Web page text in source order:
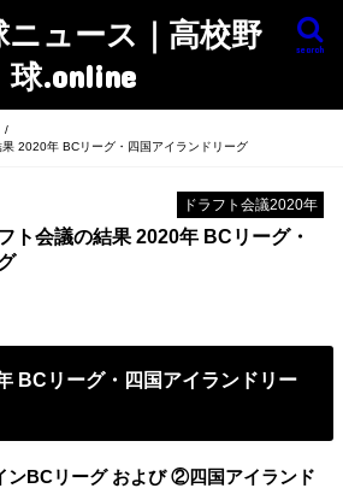
ニュース｜高校野
球.online
search
果 2020年 BCリーグ・四国アイランドリーグ
ドラフト会議2020年
ト会議の結果 2020年 BCリーグ・
BCリーグ・四国アイランドリー
BCリーグ および ②四国アイランド